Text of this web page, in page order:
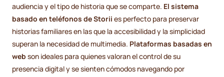
audiencia y el tipo de historia que se comparte. El sistema
basado en teléfonos de Storii es perfecto para preservar
historias familiares en las que la accesibilidad y la simplicidad
superan la necesidad de multimedia. Plataformas basadas en
web son ideales para quienes valoran el control de su
presencia digital y se sienten cómodos navegando por